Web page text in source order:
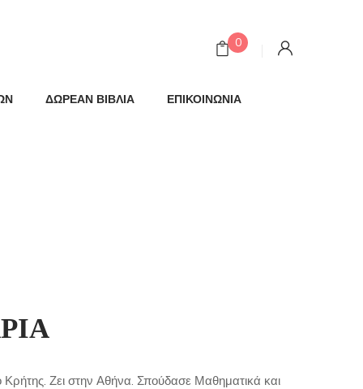
0
ΔΩΡΕΑΝ ΒΙΒΛΙΑ ΕΠΙΚΟΙΝΩΝΙΑ
Ζει στην Αθήνα. Σπούδασε Μαθηματικά και